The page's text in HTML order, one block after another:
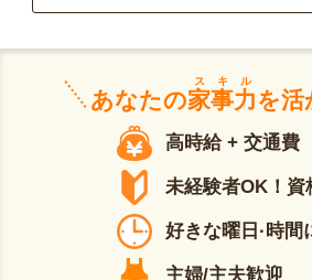
あなたの家事力
スキル
を活
高時給 + 交通費
未経験者OK！資
好きな曜日·時間
主婦/主夫歓迎